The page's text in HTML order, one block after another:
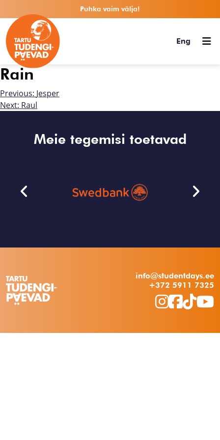
Puhka vaim välja!
Eng
Rain
Previous: Jesper
Next: Raul
Meie tegemisi toetavad
info@studentdays.ee
+372 5911 7325